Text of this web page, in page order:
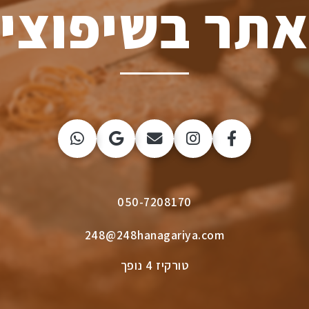
050-7208170
248@248hanagariya.com
טורקיז 4 נופך